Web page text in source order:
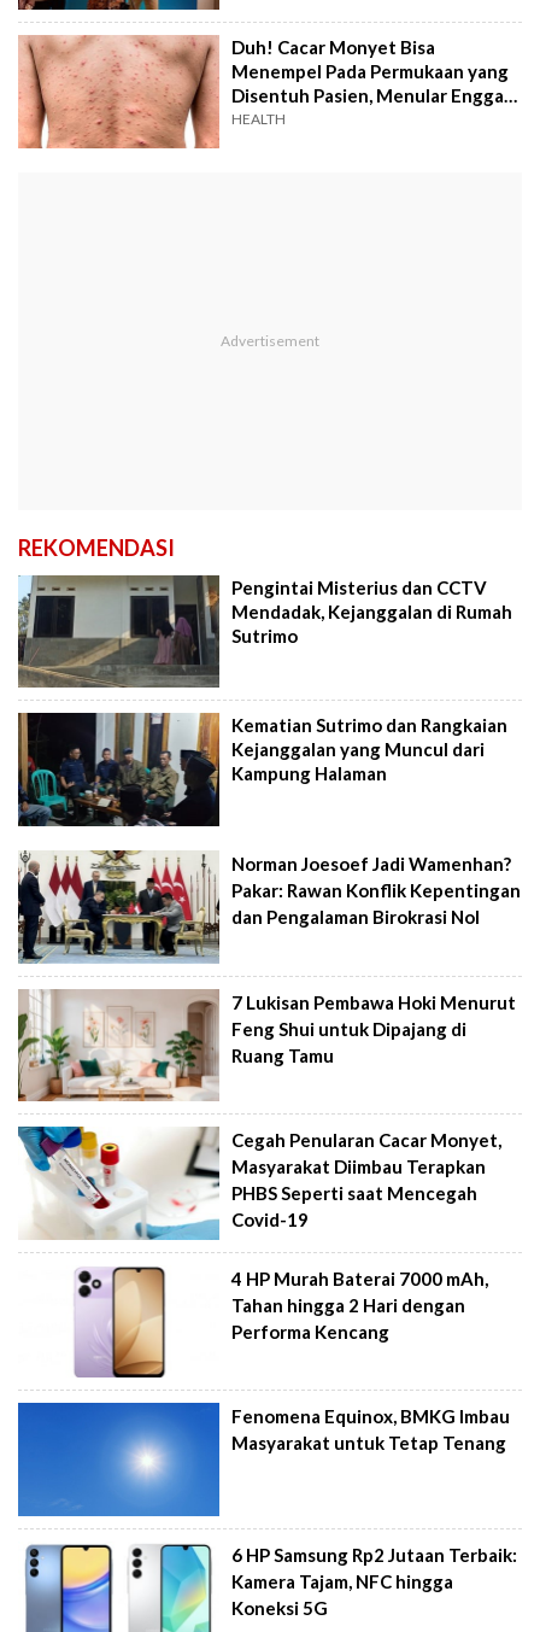
Duh! Cacar Monyet Bisa
Menempel Pada Permukaan yang
Disentuh Pasien, Menular Enggak
Sih?
HEALTH
REKOMENDASI
Pengintai Misterius dan CCTV
Mendadak, Kejanggalan di Rumah
Sutrimo
Kematian Sutrimo dan Rangkaian
Kejanggalan yang Muncul dari
Kampung Halaman
Norman Joesoef Jadi Wamenhan?
Pakar: Rawan Konflik Kepentingan
dan Pengalaman Birokrasi Nol
7 Lukisan Pembawa Hoki Menurut
Feng Shui untuk Dipajang di
Ruang Tamu
Cegah Penularan Cacar Monyet,
Masyarakat Diimbau Terapkan
PHBS Seperti saat Mencegah
Covid-19
4 HP Murah Baterai 7000 mAh,
Tahan hingga 2 Hari dengan
Performa Kencang
Fenomena Equinox, BMKG Imbau
Masyarakat untuk Tetap Tenang
6 HP Samsung Rp2 Jutaan Terbaik:
Kamera Tajam, NFC hingga
Koneksi 5G